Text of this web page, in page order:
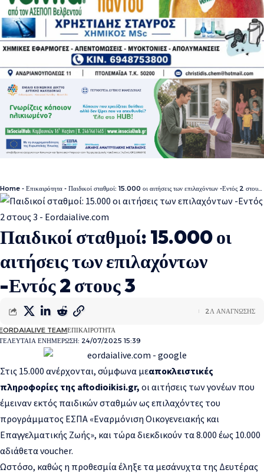
Home - Επικαιρότητα - Παιδικοί σταθμοί: 15.000 οι αιτήσεις των επιλαχόντων -Εντός 2 στους 3
Παιδικοί σταθμοί: 15.000 οι
αιτήσεις των επιλαχόντων
-Εντός 2 στους 3
ΕΝΗΜΕΡΩΣΗ: 24/07/2025 15:39
TEAMΕΠΙΚΑΙΡΟΤΗΤΑ
2Λ ΑΝΑΓΝΩΣΗΣ
Στις 15.000 ανέρχονται, σύμφωνα μεαποκλειστικές
πληροφορίες της aftodioikisi.gr, οι αιτήσεις των γονέων που
έμειναν εκτός παιδικών σταθμών ως επιλαχόντες του
προγράμματος ΕΣΠΑ «Εναρμόνιση Οικογενειακής και
Επαγγελματικής Ζωής», και τώρα διεκδικούν τα 8.000 έως 10.000
αδιάθετα voucher.
Ωστόσο, καθώς η προθεσμία έληξε τα μεσάνυχτα της Δευτέρας